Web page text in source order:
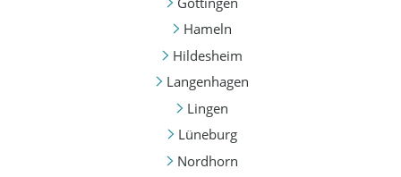
Hameln
Hildesheim
Langenhagen
Lingen
Lüneburg
Nordhorn